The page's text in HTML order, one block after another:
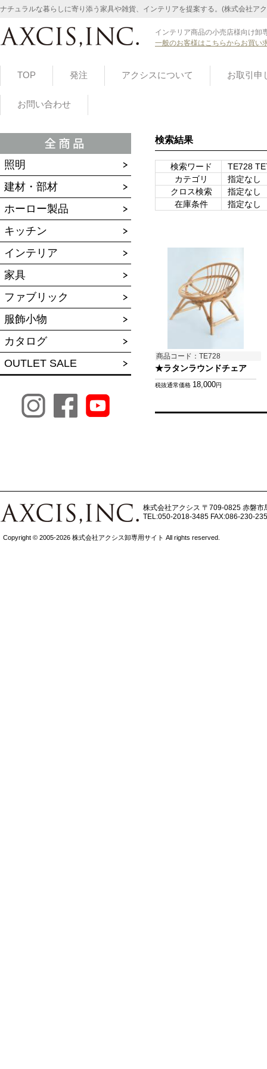
ナチュラルな暮らしに寄り添う家具や雑貨、インテリアを提案する。(株式会社ア
インテリア商品の小売店様向け卸
一般のお客様はこちらからお買い
TOP 発注 アクシスについて お取引申
お問い合わせ
照明
建材・部材
ホーロー製品
キッチン
インテリア
家具
ファブリック
服飾小物
カタログ
OUTLET SALE
検索結果
検索ワード
TE728
カテゴリ
指定なし
クロス検索
指定なし
在庫条件
指定なし
商品コード：TE728
★ラタンラウンドチェア
税抜通常価格 18,000円
株式会社アクシス 〒709-0825 赤磐市
TEL:050-2018-3485 FAX:086-230-
Copyright © 2005-2026 株式会社アクシス卸専用サイト All rights reserved.